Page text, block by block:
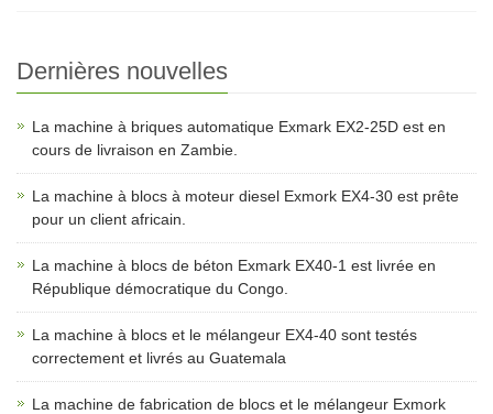
Dernières nouvelles
La machine à briques automatique Exmark EX2-25D est en
cours de livraison en Zambie.
La machine à blocs à moteur diesel Exmork EX4-30 est prête
pour un client africain.
La machine à blocs de béton Exmark EX40-1 est livrée en
République démocratique du Congo.
La machine à blocs et le mélangeur EX4-40 sont testés
correctement et livrés au Guatemala
La machine de fabrication de blocs et le mélangeur Exmork